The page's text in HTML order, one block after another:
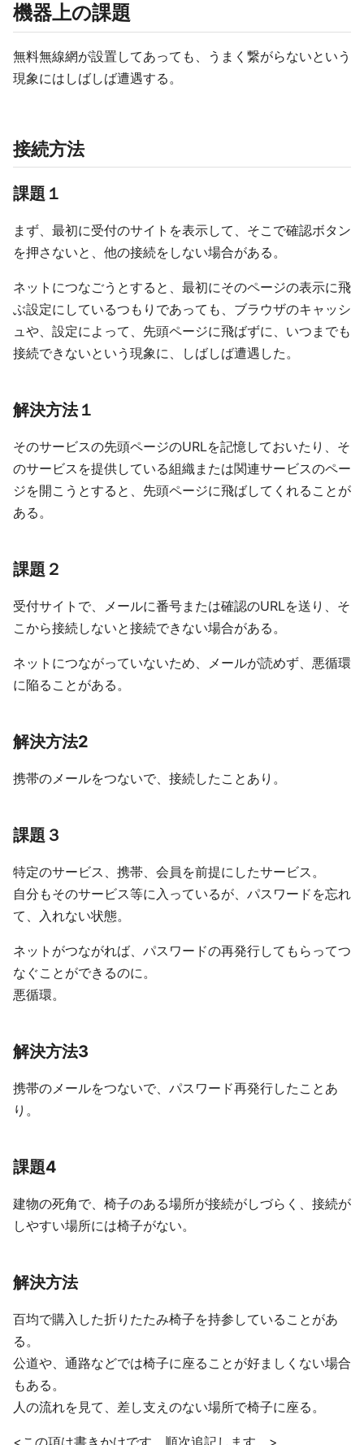
機器上の課題
無料無線網が設置してあっても、うまく繋がらないという
現象にはしばしば遭遇する。
接続方法
課題１
まず、最初に受付のサイトを表示して、そこで確認ボタン
を押さないと、他の接続をしない場合がある。
ネットにつなごうとすると、最初にそのページの表示に飛
ぶ設定にしているつもりであっても、ブラウザのキャッシ
ュや、設定によって、先頭ページに飛ばずに、いつまでも
接続できないという現象に、しばしば遭遇した。
解決方法１
そのサービスの先頭ページのURLを記憶しておいたり、そ
のサービスを提供している組織または関連サービスのペー
ジを開こうとすると、先頭ページに飛ばしてくれることが
ある。
課題２
受付サイトで、メールに番号または確認のURLを送り、そ
こから接続しないと接続できない場合がある。
ネットにつながっていないため、メールが読めず、悪循環
に陥ることがある。
解決方法2
携帯のメールをつないで、接続したことあり。
課題３
特定のサービス、携帯、会員を前提にしたサービス。
自分もそのサービス等に入っているが、パスワードを忘れ
て、入れない状態。
ネットがつながれば、パスワードの再発行してもらってつ
なぐことができるのに。
悪循環。
解決方法3
携帯のメールをつないで、パスワード再発行したことあ
り。
課題4
建物の死角で、椅子のある場所が接続がしづらく、接続が
しやすい場所には椅子がない。
解決方法
百均で購入した折りたたみ椅子を持参していることがあ
る。
公道や、通路などでは椅子に座ることが好ましくない場合
もある。
人の流れを見て、差し支えのない場所で椅子に座る。
<この項は書きかけです。順次追記します。>